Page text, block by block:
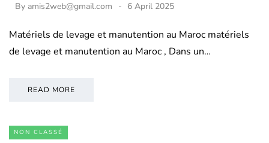
By amis2web@gmail.com 6 April 2025
Matériels de levage et manutention au Maroc matériels
de levage et manutention au Maroc , Dans un…
READ MORE
NON CLASSÉ